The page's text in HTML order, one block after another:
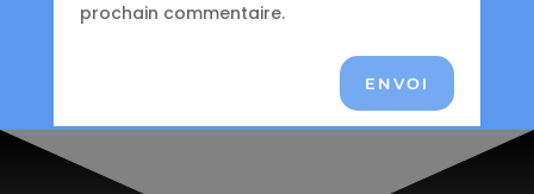
prochain commentaire.
ENVOI